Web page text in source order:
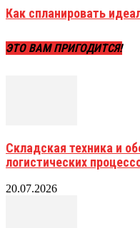
Как спланировать
ЭТО ВАМ ПРИГОДИТСЯ!
Складская техника и
логистических
20.07.2026